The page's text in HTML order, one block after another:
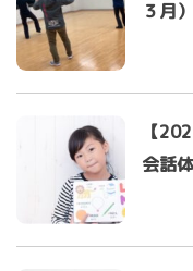
３月）
【
会話